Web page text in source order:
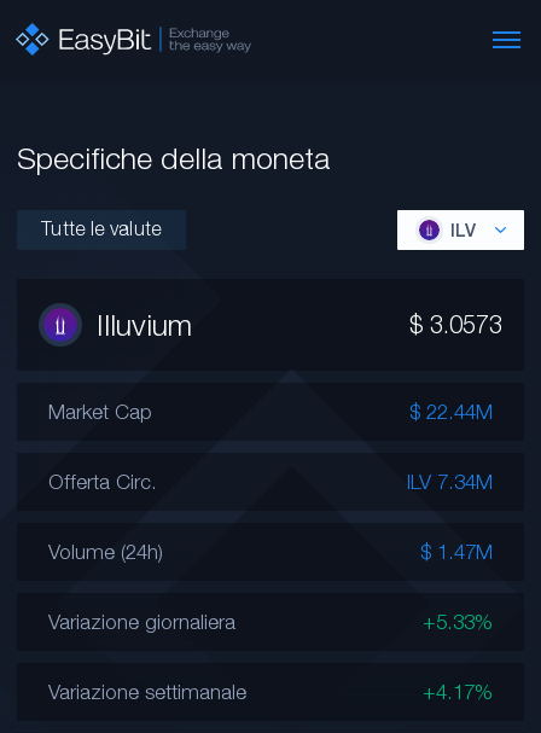
Specifiche della moneta
Tutte le valute ILV
Illuvium $ 3.0573
Market Cap $ 22.44M
Offerta Circ. ILV 7.34M
Volume (24h) $ 1.47M
Variazione giornaliera +5.33%
Variazione settimanale +4.17%